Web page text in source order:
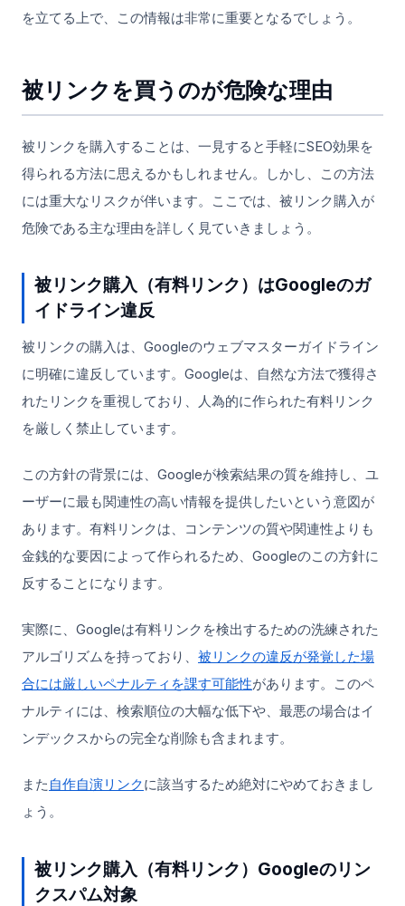
を立てる上で、この情報は非常に重要となるでしょう。
被リンクを買うのが危険な理由
被リンクを購入することは、一見すると手軽にSEO効果を
得られる方法に思えるかもしれません。しかし、この方法
には重大なリスクが伴います。ここでは、被リンク購入が
危険である主な理由を詳しく見ていきましょう。
被リンク購入（有料リンク）はGoogleのガ
イドライン違反
被リンクの購入は、Googleのウェブマスターガイドライン
に明確に違反しています。Googleは、自然な方法で獲得さ
れたリンクを重視しており、人為的に作られた有料リンク
を厳しく禁止しています。
この方針の背景には、Googleが検索結果の質を維持し、ユ
ーザーに最も関連性の高い情報を提供したいという意図が
あります。有料リンクは、コンテンツの質や関連性よりも
金銭的な要因によって作られるため、Googleのこの方針に
反することになります。
実際に、Googleは有料リンクを検出するための洗練された
アルゴリズムを持っており、 被リンクの違反が発覚した場
合には厳しいペナルティを課す可能性があります。このペ
ナルティには、検索順位の大幅な低下や、最悪の場合はイ
ンデックスからの完全な削除も含まれます。
また 自作自演リンクに該当するため絶対にやめておきまし
ょう。
被リンク購入（有料リンク）Googleのリン
クスパム対象